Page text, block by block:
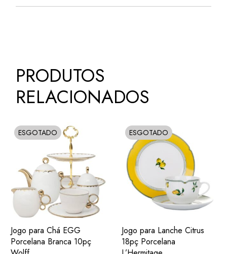
PRODUTOS
RELACIONADOS
ESGOTADO
SOLD
FAVORITOS
VER
Jogo para Chá EGG
Porcelana Branca 10pç
ESGOTADO
SOLD
ADIC.
FAVORITOS
VER
Jogo para Lanche Citrus
18pç Porcelana